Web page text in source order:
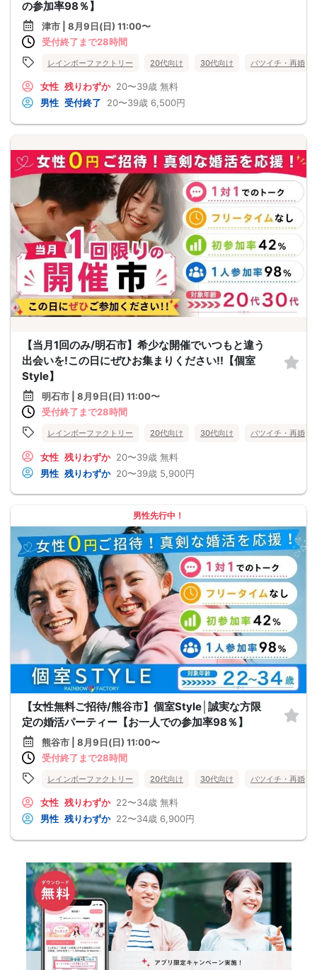
の参加率98％】
津市 | 8月9日(日) 11:00〜
受付終了まで28時間
レインボーファクトリー 20代向け 30代向け バツイチ・再婚
女性 残りわずか 20〜39歳 無料
男性 受付終了 20〜39歳 6,500円
【当月1回のみ/明石市】希少な開催でいつもと違う
出会いを!この日にぜひお集まりください!!【個室
Style】
明石市 | 8月9日(日) 11:00〜
受付終了まで28時間
レインボーファクトリー 20代向け 30代向け バツイチ・再婚
女性 残りわずか 20〜39歳 無料
男性 残りわずか 20〜39歳 5,900円
男性先行中！
【女性無料ご招待/熊谷市】個室Style│誠実な方限
定の婚活パーティー【お一人での参加率98％】
熊谷市 | 8月9日(日) 11:00〜
受付終了まで28時間
レインボーファクトリー 20代向け 30代向け バツイチ・再婚
女性 残りわずか 22〜34歳 無料
男性 残りわずか 22〜34歳 6,900円